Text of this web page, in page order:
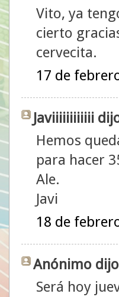
Vito, ya
cierto
cervecita.
17 de
Javiiiiiiiiiiii
Hemos
para hacer
Ale.
Javi
18 de
Anónimo
Será hoy